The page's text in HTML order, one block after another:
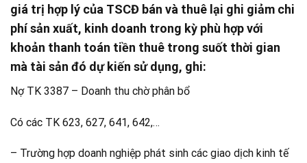
giá trị hợp lý của TSCĐ bán và thuê lại ghi giảm chi
phí sản xuất, kinh doanh trong kỳ phù hợp với
khoản thanh toán tiền thuê trong suốt thời gian
mà tài sản đó dự kiến sử dụng, ghi:
Nợ TK 3387 – Doanh thu chờ phân bổ
Có các TK 623, 627, 641, 642,…
– Trường hợp doanh nghiệp phát sinh các giao dịch kinh tế